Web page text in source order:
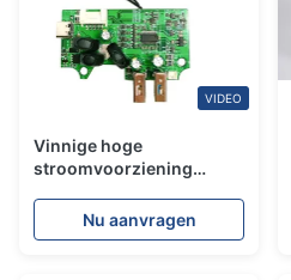
VIDEO
Vinnige hoge
stroomvoorziening
Prototyping Service voor
EV-elektrisch voertuig
Nu aanvragen